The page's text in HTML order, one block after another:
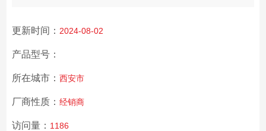
更新时间： 2024-08-02
产品型号：
所在城市： 西安市
厂商性质： 经销商
访问量： 1186